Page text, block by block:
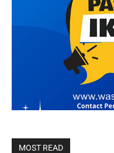
MOST READ